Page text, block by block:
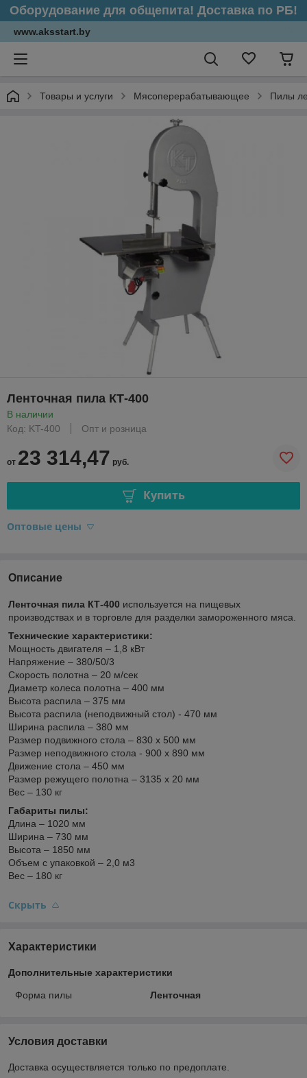
Оборудование для общепита! Доставка по РБ!
www.aksstart.by
Товары и услуги Мясоперерабатывающее Пилы
Ленточная пила КТ-400
В наличии
Код: KT-400
Опт и розница
от 23 314,47 руб.
Купить
Оптовые цены
Описание
Ленточная пила КТ-400 используется на пищевых
производствах и в торговле для разделки замороженного мяса.
Технические характеристики:
Мощность двигателя – 1,8 кВт
Напряжение – 380/50/3
Скорость полотна – 20 м/сек
Диаметр колеса полотна – 400 мм
Высота распила – 375 мм
Высота распила (неподвижный стол) - 470 мм
Ширина распила – 380 мм
Размер подвижного стола – 830 х 500 мм
Размер неподвижного стола - 900 х 890 мм
Движение стола – 450 мм
Размер режущего полотна – 3135 х 20 мм
Вес – 130 кг
Габариты пилы:
Длина – 1020 мм
Ширина – 730 мм
Высота – 1850 мм
Объем с упаковкой – 2,0 м3
Вес – 180 кг
Скрыть
Характеристики
Дополнительные характеристики
Форма пилы Ленточная
Условия доставки
Доставка осуществляется только по предоплате.